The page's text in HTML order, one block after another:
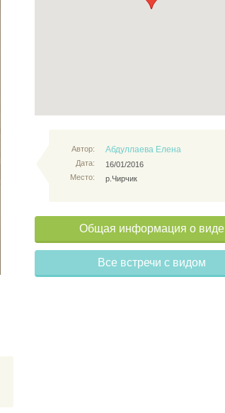
Автор:
Дата:
Место:
Абдуллаева Елена
16/01/2016
р.Чирчик
Общая информация о виде
Все встречи с видом